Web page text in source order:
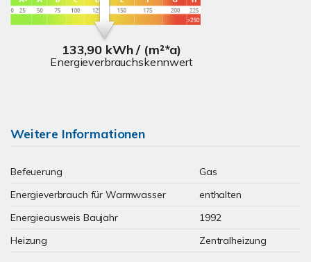
133,90 kWh / (m²*a)
Energieverbrauchskennwert
Weitere Informationen
Befeuerung
Gas
Energieverbrauch für Warmwasser
enthalten
Energieausweis Baujahr
1992
Heizung
Zentralheizung